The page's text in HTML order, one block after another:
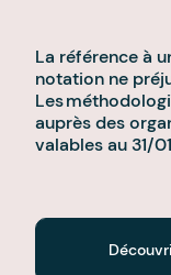
La référence à
notation ne
Les
auprès des
valables au 31/